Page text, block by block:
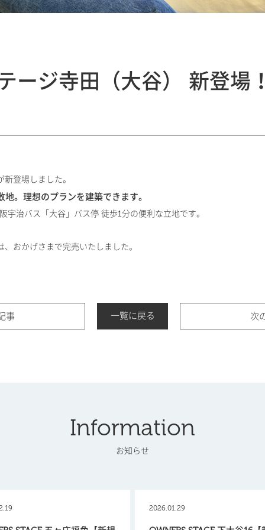
ージ寺田（大谷） 新登場
登場しました。
。理想のプランを建築できます。
宇治バス「大谷」バス停 徒歩1分の便利な立地です。
おかげさまで完売いたしました。
事 一覧に戻る 次
Information
お知らせ
2026.01.29